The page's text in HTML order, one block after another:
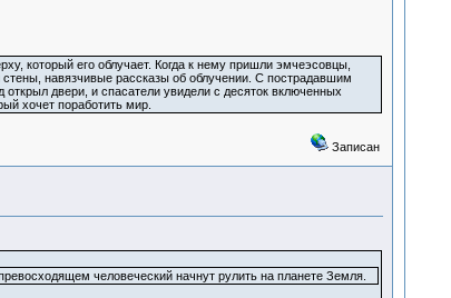
который его облучает. Когда к нему пришли эмчеэсовцы,
стены, навязчивые рассказы об облучении. С пострадавшим
двери, и спасатели увидели с десяток включенных
хочет поработить мир.
Записан
человеческий начнут рулить на планете Земля.